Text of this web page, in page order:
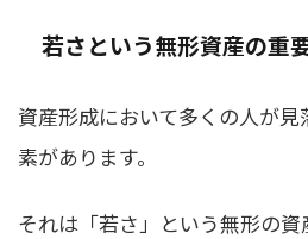
若さという無形資産の重
資産形成において多くの人が
素があります。
それは「若さ」という無形の資